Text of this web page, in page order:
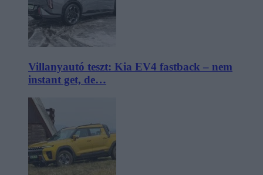
Villanyautó teszt: Kia EV4 fastback – nem
instant get, de…